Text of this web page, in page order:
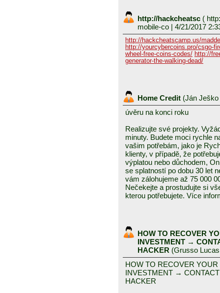
http://hackcheatsc (
mobile-co | 4/21/2017
http://hackcheatscamp.us/
http://yourcybercoins.pro/csgo-
wheel-free-coins-codes/ http://
generator-the-walking-dead/
Home Credit (Ján Ješko
úvěru na konci roku
Realizujte své projekty.
minuty. Budete moci rychle
vašim potřebám, jako je
klienty, v případě, že
výplatou nebo důchodem,
se splatností po dobu 30 let
vám zálohujeme až 75 000
Nečekejte a prostudujte si
kterou potřebujete. Více
HOW TO RECOVER
INVESTMENT →
HACKER (Grusso Lucas
HOW TO RECOVER
INVESTMENT →
HACKER